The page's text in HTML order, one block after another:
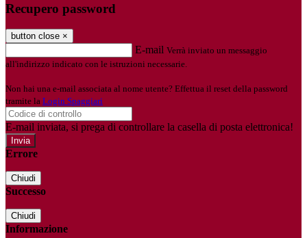
Recupero password
button close ×
E-mail Verrà inviato un messaggio
all'indirizzo indicato con le istruzioni necessarie.
Non hai una e-mail associata al nome utente? Effettua il reset della password
tramite la Login Spaggiari
E-mail inviata, si prega di controllare la casella di posta elettronica!
Errore
Chiudi
Successo
Chiudi
Informazione